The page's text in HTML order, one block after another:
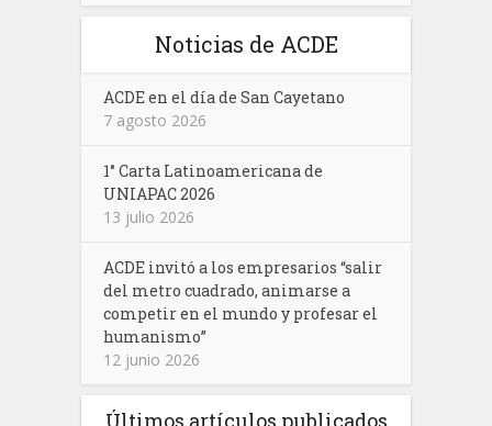
Noticias de ACDE
ACDE en el día de San Cayetano
7 agosto 2026
1° Carta Latinoamericana de
UNIAPAC 2026
13 julio 2026
ACDE invitó a los empresarios “salir
del metro cuadrado, animarse a
competir en el mundo y profesar el
humanismo”
12 junio 2026
Últimos artículos publicados